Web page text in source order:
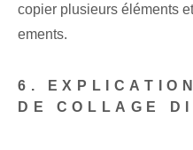
copier plusieurs éléments
ements.
6.
DE COLLAGE